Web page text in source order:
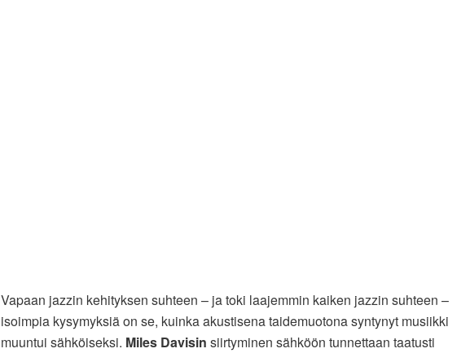
Vapaan jazzin kehityksen suhteen – ja toki laajemmin kaiken jazzin suhteen –
isoimpia kysymyksiä on se, kuinka akustisena taidemuotona syntynyt musiikki
muuntui sähköiseksi. Miles Davisin siirtyminen sähköön tunnettaan taatusti